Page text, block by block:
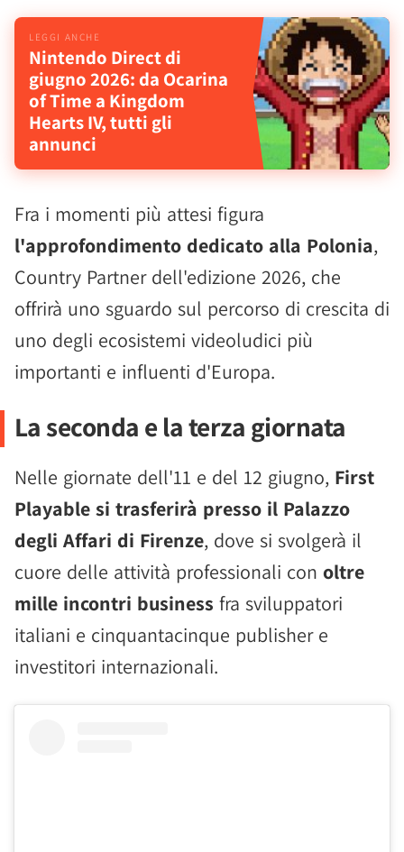
Nintendo Direct di
giugno 2026: da Ocarina
of Time a Kingdom
Hearts IV, tutti gli
annunci
Fra i momenti più attesi figura
l'approfondimento dedicato alla Polonia,
Country Partner dell'edizione 2026, che
offrirà uno sguardo sul percorso di crescita di
uno degli ecosistemi videoludici più
importanti e influenti d'Europa.
La seconda e la terza giornata
Nelle giornate dell'11 e del 12 giugno, First
Playable si trasferirà presso il Palazzo
degli Affari di Firenze, dove si svolgerà il
cuore delle attività professionali con oltre
mille incontri business fra sviluppatori
italiani e cinquantacinque publisher e
investitori internazionali.